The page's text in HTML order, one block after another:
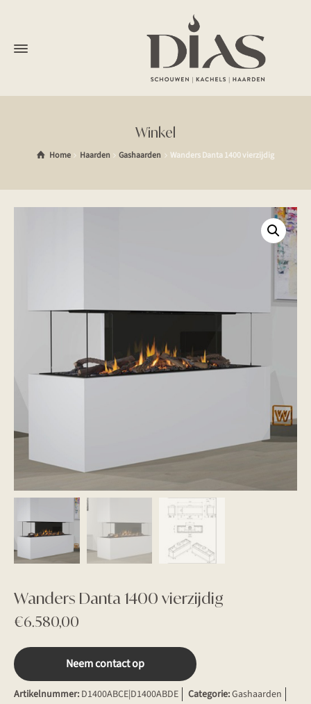
Winkel
Home Haarden Gashaarden Wanders Danta 1400 vierzijdig
Wanders Danta 1400 vierzijdig
€6.580,00
Neem contact op
Artikelnummer: D1400ABCE|D1400ABDE Categorie:Gashaarden